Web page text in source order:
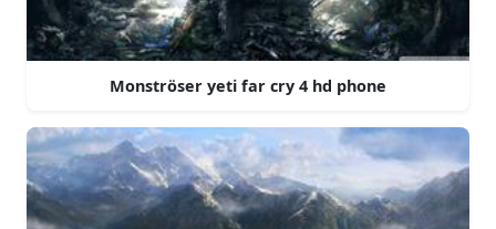
Monströser yeti far cry 4 hd phone